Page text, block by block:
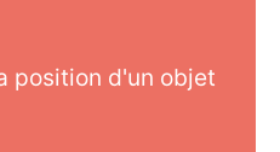
position d'un objet